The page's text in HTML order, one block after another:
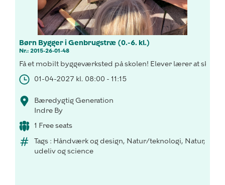
Børn Bygger i Genbrugstræ (0.-6. kl.)
Nr.: 2015-26-01-48
Få et mobilt byggeværksted på skolen! Elever lærer at
01-04-2027 kl. 08:00 - 11:15
Bæredygtig Generation
Indre By
1 Free seats
Tags : Håndværk og design, Natur/teknologi, Natur,
udeliv og science